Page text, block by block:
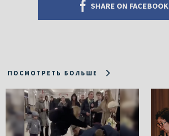
SHARE ON FACEBOOK
ПОСМОТРЕТЬ БОЛЬШЕ